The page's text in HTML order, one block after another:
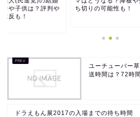
妻や子供は？評判や
違反も！
ち切りの可能性も！
ユーチューバー
送時間は？72時
ドラえもん展2017の入場までの待ち時間